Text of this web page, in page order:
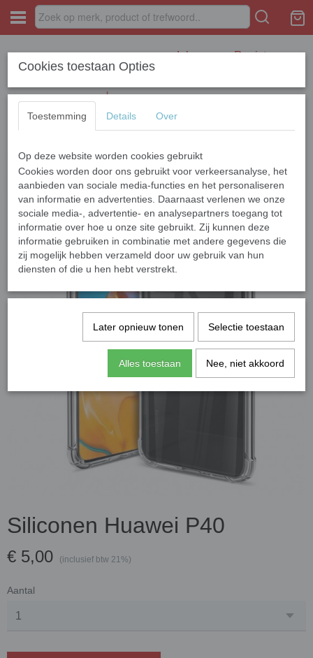
Inloggen Registreren
Home › Overige › HUAWEI › P40 › Siliconen Huawei P40
Siliconen Huawei P40
€ 5,00 (inclusief btw 21%)
Aantal
Cookies toestaan Opties
Toestemming Details Over
Op deze website worden cookies gebruikt
Cookies worden door ons gebruikt voor verkeersanalyse, het
aanbieden van sociale media-functies en het personaliseren
van informatie en advertenties. Daarnaast verlenen we onze
sociale media-, advertentie- en analysepartners toegang tot
informatie over hoe u onze site gebruikt. Zij kunnen deze
informatie gebruiken in combinatie met andere gegevens die
zij mogelijk hebben verzameld door uw gebruik van hun
diensten of die u hen hebt verstrekt.
Later opnieuw tonen Selectie toestaan
Alles toestaan Nee, niet akkoord